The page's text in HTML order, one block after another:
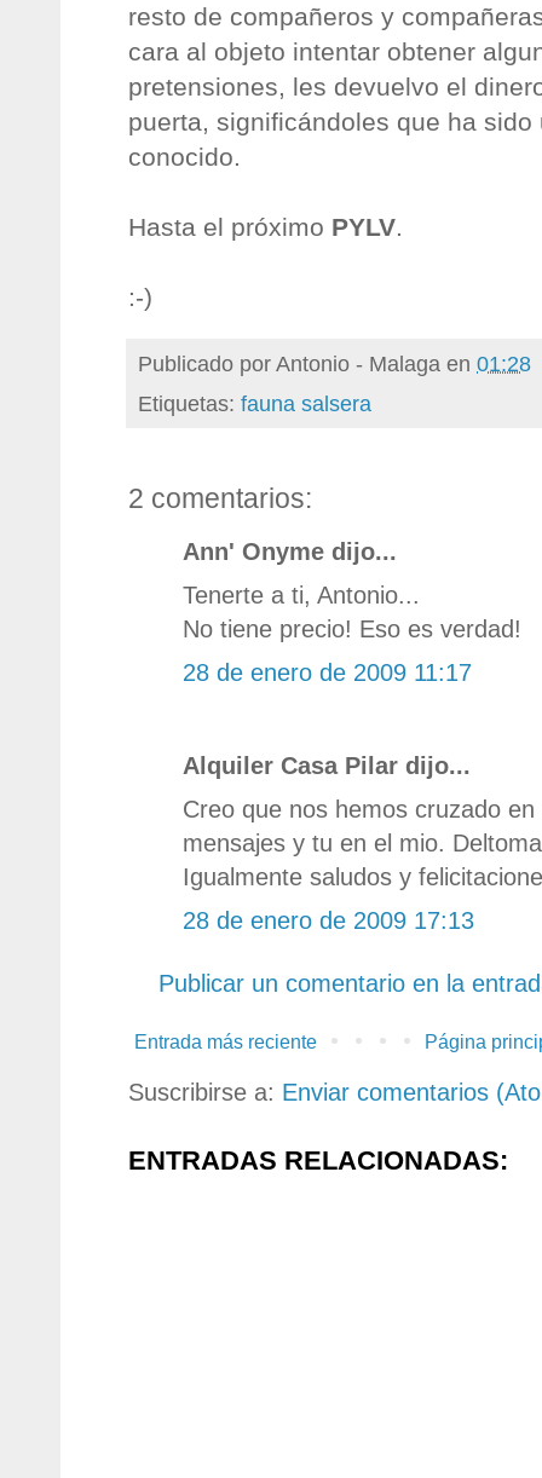
resto de compañeros y
cara al objeto intentar obtener
pretensiones, les devuelvo el
puerta, significándoles que ha
conocido.
Hasta el próximo PYLV
:-)
Publicado porAntonio - Malaga en 01:28
Etiquetas: fauna salsera
2 comentarios:
Ann' Onyme dijo...
Tenerte a ti, Antonio...
No tiene precio! Eso es verdad!
28 de enero de 2009 11:17
Alquiler Casa Pilar dijo...
Creo que nos hemos cruzado
mensajes y tu en el mio.
Igualmente saludos y
28 de enero de 2009 17:13
Publicar un comentario en la
Entrada más reciente Página
Suscribirse a: Enviar comentarios
ENTRADAS RELACIONADAS: